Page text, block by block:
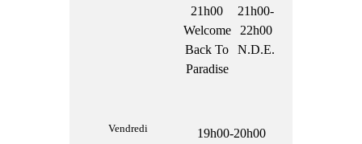
21h00
Welcome
Back To
Paradise
21h00-
22h00
N.D.E.
Vendredi
19h00-20h00